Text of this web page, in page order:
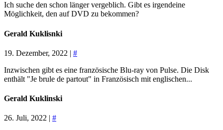
Ich suche den schon länger vergeblich. Gibt es irgendeine
Möglichkeit, den auf DVD zu bekommen?
Gerald Kuklisnki
19. Dezember, 2022 | #
Inzwischen gibt es eine französische Blu-ray von Pulse. Die Disk
enthält "Je brule de partout" in Französisch mit englischen...
Gerald Kuklinski
26. Juli, 2022 | #